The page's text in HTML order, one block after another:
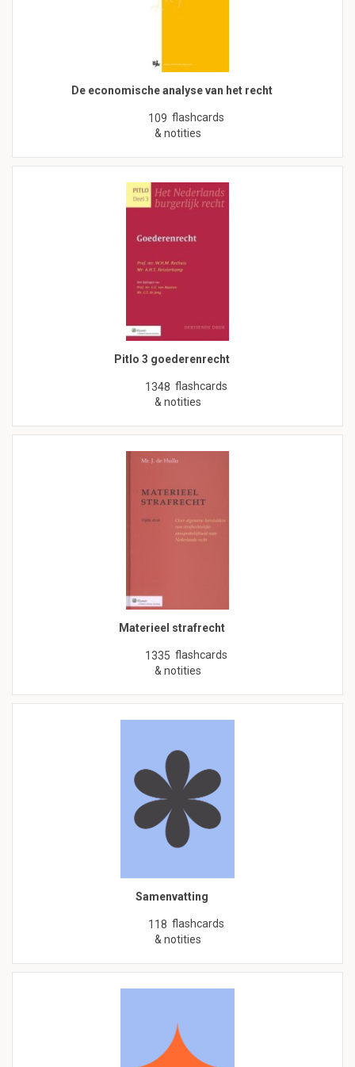
De economische analyse van het recht
109 flashcards
& notities
Pitlo 3 goederenrecht
1348 flashcards
& notities
Materieel strafrecht
1335 flashcards
& notities
Samenvatting
118 flashcards
& notities